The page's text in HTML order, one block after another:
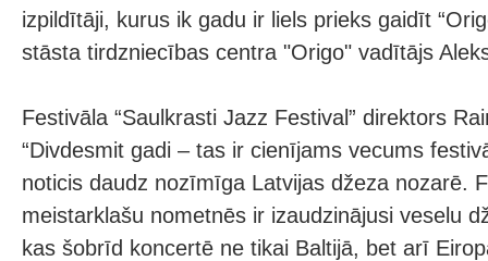
izpildītāji, kurus ik gadu ir liels prieks gaidīt
stāsta tirdzniecības centra "Origo" vadītājs
Festivāla “Saulkrasti Jazz Festival” direktors
“Divdesmit gadi – tas ir cienījams vecums
noticis daudz nozīmīga Latvijas džeza nozarē.
meistarklašu nometnēs ir izaudzinājusi veselu
kas šobrīd koncertē ne tikai Baltijā, bet arī